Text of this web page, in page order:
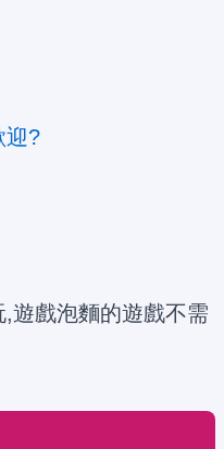
迎?
遊戲泡麵的遊戲不需